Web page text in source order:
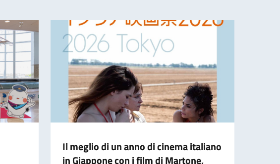
Il meglio di un anno di cinema italiano
in Giappone con i film di Martone,